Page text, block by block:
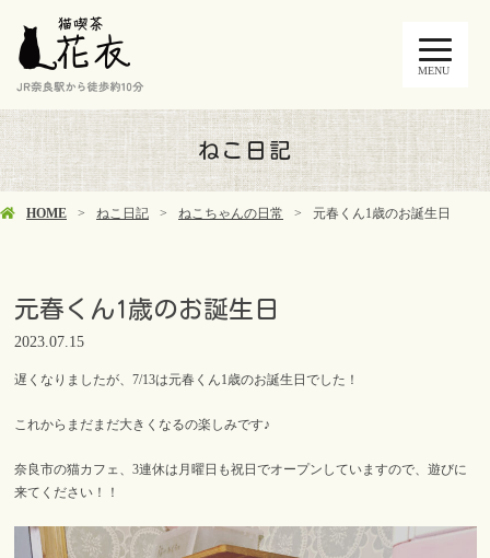
MENU
ねこ日記
HOME ねこ日記 ねこちゃんの日常 元春くん1歳のお誕生日
元春くん1歳のお誕生日
2023.07.15
遅くなりましたが、7/13は元春くん1歳のお誕生日でした！
これからまだまだ大きくなるの楽しみです♪
奈良市の猫カフェ、3連休は月曜日も祝日でオープンしていますので、遊びに
来てください！！